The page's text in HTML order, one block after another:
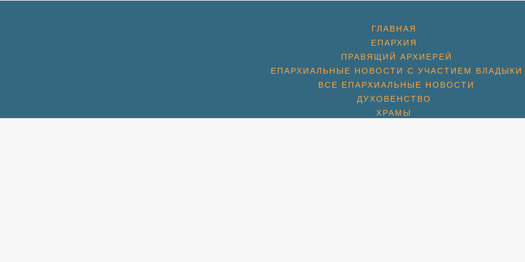
ГЛАВНАЯ
ЕПАРХИЯ
ПРАВЯЩИЙ АРХИЕРЕЙ
ЕПАРХИАЛЬНЫЕ НОВОСТИ С УЧАСТИЕМ ВЛАДЫКИ
ВСЕ ЕПАРХИАЛЬНЫЕ НОВОСТИ
ДУХОВЕНСТВО
ХРАМЫ